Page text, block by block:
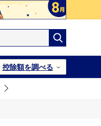
控除額を調べる